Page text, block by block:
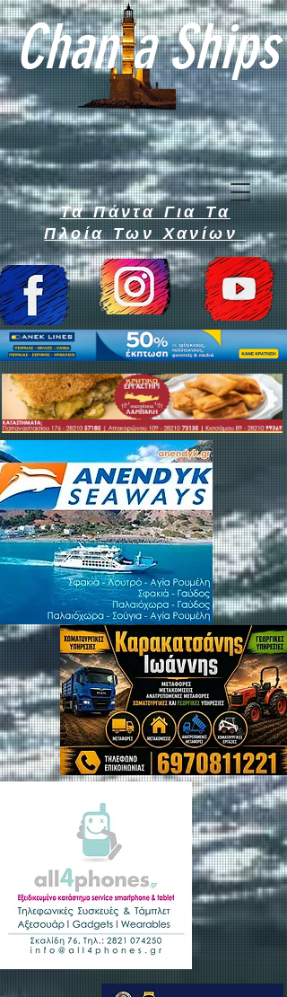
Chan a Ships
Τα Πάντα Για Τα
Πλοία Των Χανίων